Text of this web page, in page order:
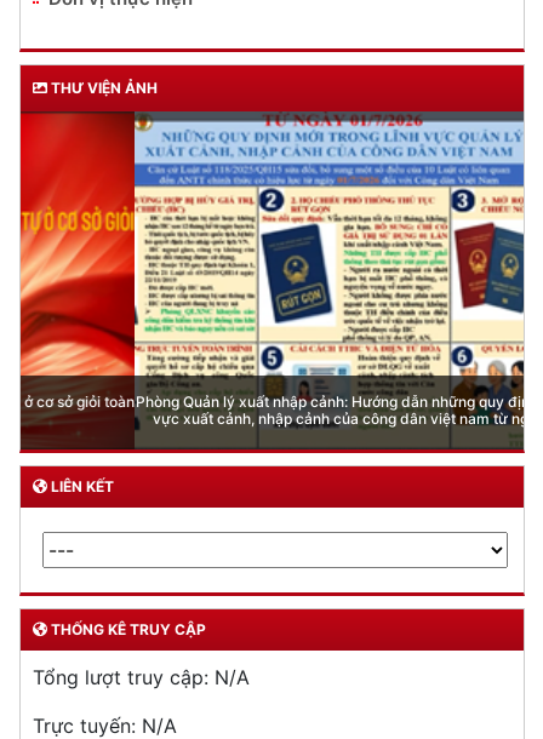
THƯ VIỆN ẢNH
Phòng Quản lý xuất nhập cảnh: Hướng dẫn những quy định mới trong lĩnh
vực xuất cảnh, nhập cảnh của công dân việt nam từ ngày 01/7/2026
LIÊN KẾT
THỐNG KÊ TRUY CẬP
Tổng lượt truy cập: N/A
Trực tuyến: N/A